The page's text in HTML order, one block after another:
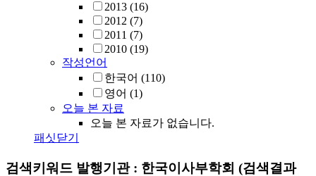
2013 (16)
2012 (7)
2011 (7)
2010 (19)
작성언어
한국어 (110)
영어 (1)
오늘 본 자료
오늘 본 자료가 없습니다.
패싯닫기
검색키워드 발행기관 : 한국이사부학회 (검색결과